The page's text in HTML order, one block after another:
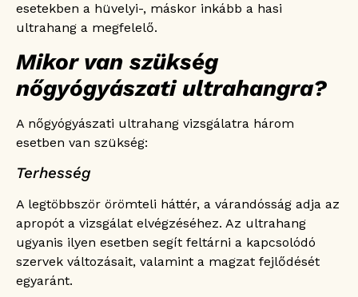
esetekben a hüvelyi-, máskor inkább a hasi
ultrahang a megfelelő.
Mikor van szükség
nőgyógyászati ultrahangra?
A nőgyógyászati ultrahang vizsgálatra három
esetben van szükség:
Terhesség
A legtöbbször örömteli háttér, a várandósság adja az
apropót a vizsgálat elvégzéséhez. Az ultrahang
ugyanis ilyen esetben segít feltárni a kapcsolódó
szervek változásait, valamint a magzat fejlődését
egyaránt.